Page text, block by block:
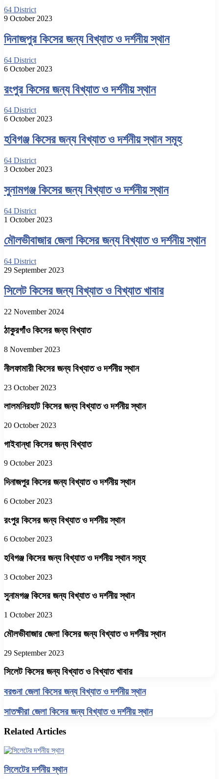
64 District
9 October 2023
দিনাজপুর কিসের জন্য বিখ্যাত ও দর্শনীয় স্থান
64 District
6 October 2023
রংপুর কিসের জন্য বিখ্যাত ও দর্শনীয় স্থান
64 District
6 October 2023
হবিগঞ্জ কিসের জন্য বিখ্যাত ও দর্শনীয় স্থান সমূহ
64 District
3 October 2023
সুনামগঞ্জ কিসের জন্য বিখ্যাত ও দর্শনীয় স্থান
64 District
1 October 2023
মৌলভীবাজার জেলা কিসের জন্য বিখ্যাত ও দর্শনীয় স্থান
64 District
29 September 2023
সিলেট কিসের জন্য বিখ্যাত ও বিখ্যাত খাবার
22 November 2024
ঠাকুরগাঁও কিসের জন্য বিখ্যাত
8 November 2023
নীলফামারী কিসের জন্য বিখ্যাত ও দর্শনীয় স্থান
23 October 2023
লালমনিরহাট কিসের জন্য বিখ্যাত ও দর্শনীয় স্থান
20 October 2023
গাইবান্ধা কিসের জন্য বিখ্যাত
9 October 2023
দিনাজপুর কিসের জন্য বিখ্যাত ও দর্শনীয় স্থান
6 October 2023
রংপুর কিসের জন্য বিখ্যাত ও দর্শনীয় স্থান
6 October 2023
হবিগঞ্জ কিসের জন্য বিখ্যাত ও দর্শনীয় স্থান সমূহ
3 October 2023
সুনামগঞ্জ কিসের জন্য বিখ্যাত ও দর্শনীয় স্থান
1 October 2023
মৌলভীবাজার জেলা কিসের জন্য বিখ্যাত ও দর্শনীয় স্থান
29 September 2023
সিলেট কিসের জন্য বিখ্যাত ও বিখ্যাত খাবার
বরগুনা জেলা কিসের জন্য বিখ্যাত ও দর্শনীয় স্থান
সাতক্ষীরা জেলা কিসের জন্য বিখ্যাত ও দর্শনীয় স্থান
Related Articles
সিলেটের দর্শনীয় স্থান